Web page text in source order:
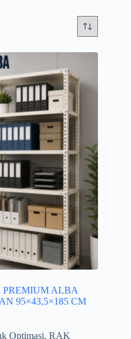
PREMIUM ALBA
95×43,5×185 CM
Optimasi, RAK